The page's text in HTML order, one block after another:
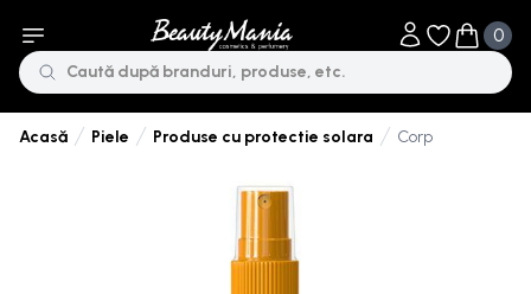
Obiecte în
0
Obiecte
Acasă Piele Produse cu protectie solara Corp